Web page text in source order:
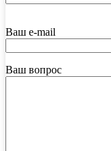
Ваш e-mail
Ваш вопрос